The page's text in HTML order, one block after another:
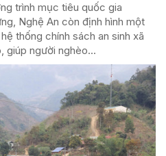
trình mục tiêu quốc gia
Nghệ An còn định hình một
thống chính sách an sinh xã
giúp người nghèo...